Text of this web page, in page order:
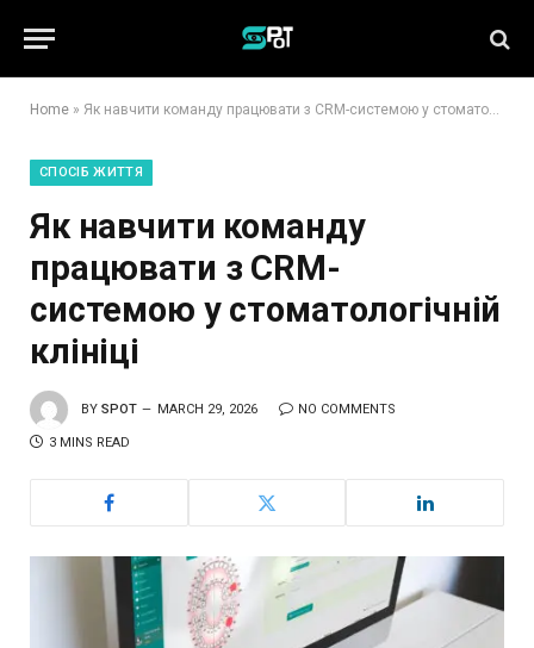
Home » Як навчити команду працювати з CRM-системою у стоматологічній клініці
СПОСІБ ЖИТТЯ
Як навчити команду
працювати з CRM-
системою у стоматологічній
клініці
BY SPOT MARCH 29, 2026 NO COMMENTS
3 MINS READ